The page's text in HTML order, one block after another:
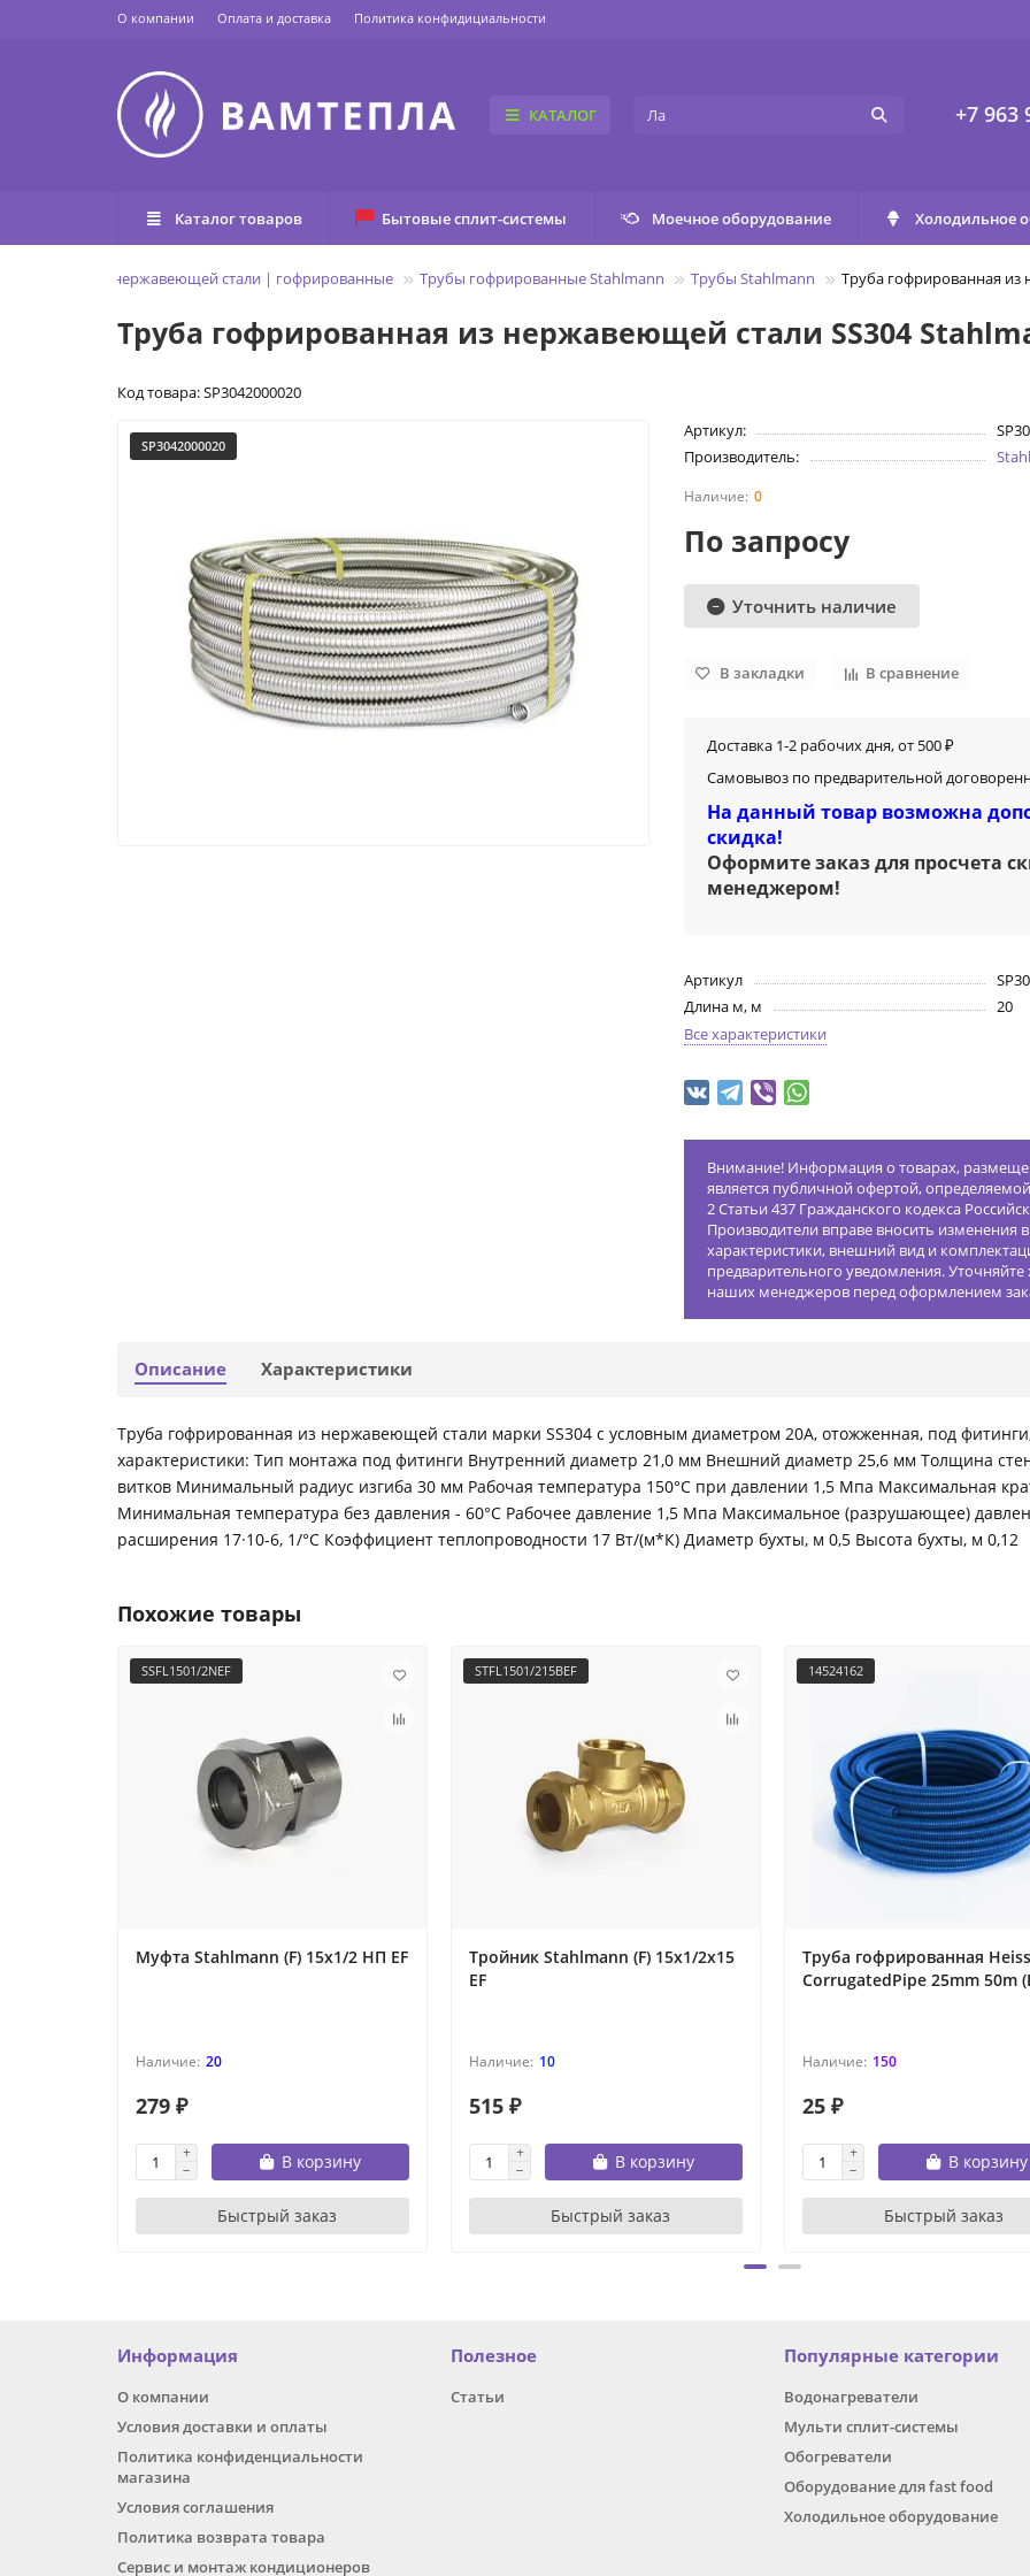
О компании Оплата и доставка Политика конфидициальности
КАТАЛОГ +7 963
Каталог товаров Бытовые сплит-системы Моечное оборудование Холодильное
Трубы из нержавеющей стали | гофрированные Трубы гофрированные Stahlmann Трубы Stahlmann Труба гофрированная из
Труба гофрированная из нержавеющей стали SS304
Код товара: SP3042000020
SP3042000020
Артикул:
Производитель:
0
По запросу
Уточнить наличие
В закладки В сравнение
Доставка 1-2 рабочих дня, от 500 ₽
Самовывоз по предварительной
На данный товар возможна
скидка!
Оформите заказ для просчета
менеджером!
Артикул
Длина м, м
20
Все характеристики
Внимание! Информация о товарах,
является публичной офертой,
2 Статьи 437 Гражданского кодекса
Производители вправе вносить изменения
характеристики, внешний вид и
предварительного уведомления. Уточняйте
наших менеджеров перед оформлением
Описание Характеристики
Труба гофрированная из нержавеющей стали марки SS304 с условным диаметром 20А, отожженная, под
характеристики: Тип монтажа под фитинги Внутренний диаметр 21,0 мм Внешний диаметр 25,6 мм Толщина
витков Минимальный радиус изгиба 30 мм Рабочая температура 150°С при давлении 1,5 Мпа Максимальная
Минимальная температура без давления - 60°С Рабочее давление 1,5 Мпа Максимальное (разрушающее)
расширения 17·10-6, 1/°С Коэффициент теплопроводности 17 Вт/(м*К) Диаметр бухты, м 0,5 Высота бухты, м 0,12
Похожие товары
SSFL1501/2NEF
Муфта Stahlmann (F) 15х1/2 НП EF
20
279 ₽
В корзину
Быстрый заказ
STFL1501/215BEF
Тройник Stahlmann (F) 15х1/2х15
EF
10
515 ₽
В корзину
Быстрый заказ
14524162
Труба гофрированная
CorrugatedPipe 25mm 50m
150
25 ₽
В корзину
Быстрый заказ
Информация
О компании
Условия доставки и оплаты
Политика конфиденциальности
магазина
Условия соглашения
Политика возврата товара
Сервис и монтаж кондиционеров
Полезное
Статьи
Популярные категории
Водонагреватели
Мульти сплит-системы
Обогреватели
Оборудование для fast food
Холодильное оборудование